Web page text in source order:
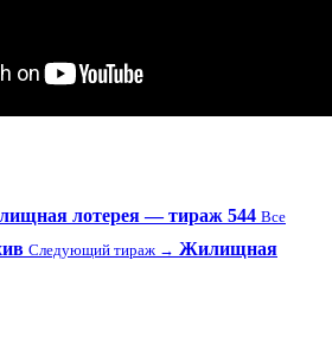
лотерея — тираж 544 Все
Следующий тираж → Жилищная